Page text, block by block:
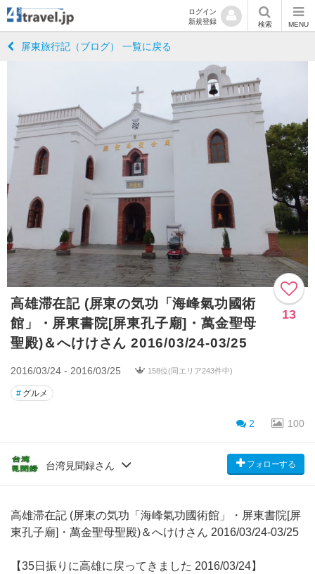
ログイン
新規登録
検索 MENU
屏東旅行記（ブログ） 一覧に戻る
高雄滞在記 (屏東の気功「海峰氣功國術
館」・屏東書院[屏東孔子廟]・萬金聖母
聖殿)＆へけけさん 2016/03/24-03/25
13
2016/03/24 - 2016/03/25 158位(同エリア243件中)
# グルメ
2 100
台湾見聞録さん フォローする
高雄滞在記 (屏東の気功「海峰氣功國術館」・屏東書院[屏
東孔子廟]・萬金聖母聖殿)＆へけけさん 2016/03/24-03/25
【35日振りに高雄に戻ってきました 2016/03/24】